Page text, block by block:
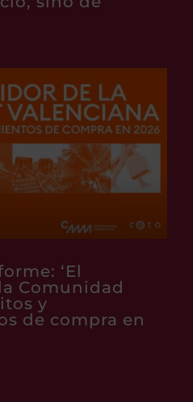
‘El
Comunidad
y
de compra en